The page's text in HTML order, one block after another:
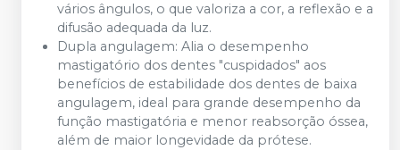
vários ângulos, o que valoriza a cor, a reflexão e a
difusão adequada da luz.
Dupla angulagem: Alia o desempenho
mastigatório dos dentes "cuspidados" aos
benefícios de estabilidade dos dentes de baixa
angulagem, ideal para grande desempenho da
função mastigatória e menor reabsorção óssea,
além de maior longevidade da prótese.